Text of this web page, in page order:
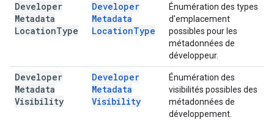
Developer
Metadata
LocationType
Developer
Metadata
LocationType
Énumération des types
d'emplacement
possibles pour les
métadonnées de
développeur.
Developer
Metadata
Visibility
Developer
Metadata
Visibility
Énumération des
visibilités possibles des
métadonnées de
développement.